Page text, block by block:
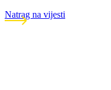
Natrag na vijesti